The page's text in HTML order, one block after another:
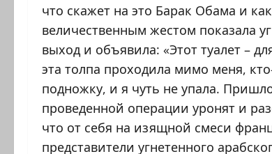
что скажет на это Барак Обама и
величественным жестом показала
выход и объявила: «Этот туалет –
эта толпа проходила мимо меня,
подножку, и я чуть не упала.
проведенной операции уронят и
что от себя на изящной смеси
представители угнетенного